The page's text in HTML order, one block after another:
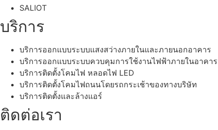
SALIOT
บริการ
บริการออกแบบระบบแสงสว่างภายในและภายนอกอาคาร
บริการออกแบบระบบควบคุมการใช้งานไฟฟ้าภายในอาคาร
บริการติดตั้งโคมไฟ หลอดไฟ LED
บริการติดตั้งโคมไฟถนนโดยรถกระเช้าของทางบริษัท
บริการติดตั้งและล้างแอร์
ติดต่อเรา